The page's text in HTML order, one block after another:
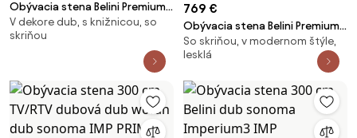
Obývacia stena Belini Premium
Full Version dub wotan / biely
lesk + LED osvetlenie Nexum 103
V dekore dub, s knižnicou, so
skriňou
769 €
Obývacia stena Belini Premium
Full Version šedý antracit
Glamour Wood / biely lesk+ LED
So skriňou, v modernom štýle,
lesklá